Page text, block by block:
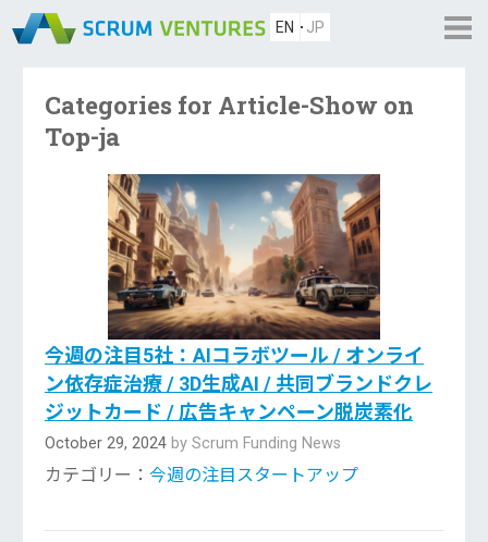
EN JP
Categories for Article-Show on
Top-ja
今週の注目5社：AIコラボツール / オンライ
ン依存症治療 / 3D生成AI / 共同ブランドクレ
ジットカード / 広告キャンペーン脱炭素化
October 29, 2024 by Scrum Funding News
カテゴリー：今週の注目スタートアップ